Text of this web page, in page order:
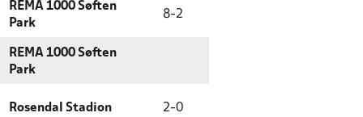
REMA 1000 Søften
Park
8-2
REMA 1000 Søften
Park
Rosendal Stadion 2-0